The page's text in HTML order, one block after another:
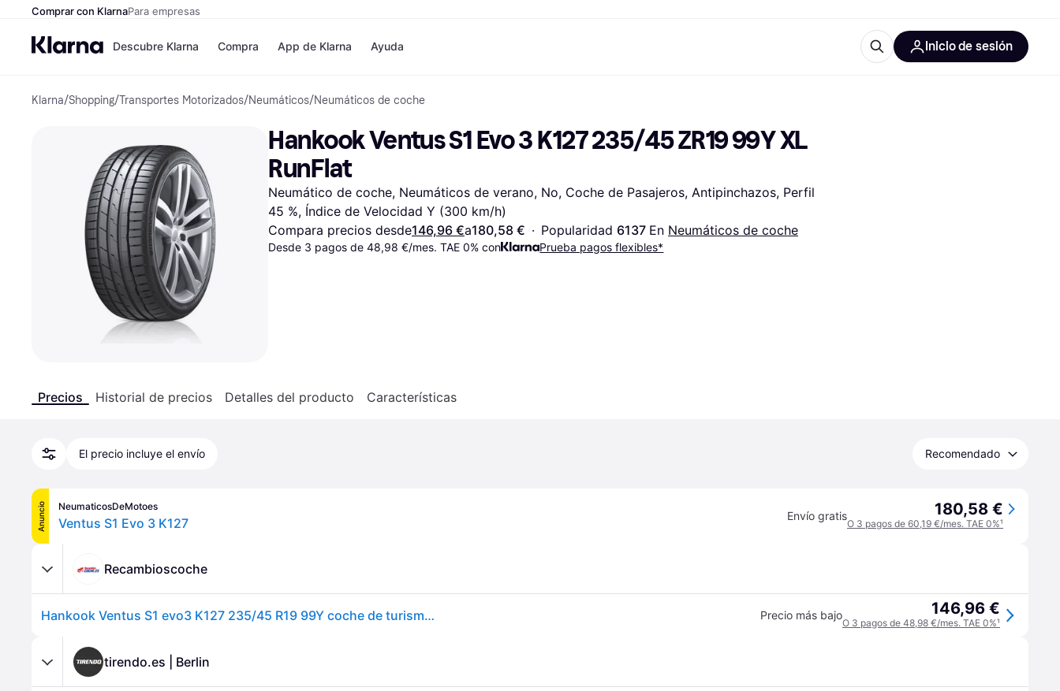
Comprar con KlarnaPara empresas
Descubre Klarna
Formas de pago
Paga ahora
Paga en 3 plazos
Paga en 30 días
Financiación
Klarna en Apple Pay
Compras y recompensas
Directorio de tiendas
Suscripciones
Saldo
Cuentas de ahorro
Compra
Tiendas
Shein
Zalando Prive
Zara
JD Sports
Directorio de tiendas
Compra y compara precios
Belleza
Ropa
Audio y Video
Deportes y Aire libre
Informática
Hazlo tú mismo
Teléfonos & Wearables
Niños y Familia
Electrodomésticos de Cocina
Libros, Películas y Música
App de Klarna Ayuda Inicio de sesión
Klarna/Shopping/Transportes Motorizados/Neumáticos/Neumáticos de coche
Hankook Ventus S1 Evo 3 K127 235/45 ZR19 99Y XL
RunFlat
Neumático de coche, Neumáticos de verano, No, Coche de Pasajeros, Antipinchazos, Perfil
45 %, Índice de Velocidad Y (300 km/h)
Compara precios desde146,96 €a180,58 € · Popularidad 6137 En Neumáticos de coche
Desde 3 pagos de 48,98 €/mes. TAE 0% con Prueba pagos flexibles*
Precios Historial de precios Detalles del producto Características
El precio incluye el envío Recomendado
Anuncio NeumaticosDeMotoes
Ventus S1 Evo 3 K127 Envío gratis 180,58 €
O 3 pagos de 60,19 €/mes. TAE 0%¹
Recambioscoche
Hankook Ventus S1 evo3 K127 235/45 R19 99Y coche de turismo Neumáticos de verano Neumáticos 1024573 Precio más bajo 146,96 €
O 3 pagos de 48,98 €/mes. TAE 0%¹
tirendo.es | Berlin